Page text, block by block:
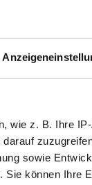
wie z. B. Ihre
sowie
können Ihre